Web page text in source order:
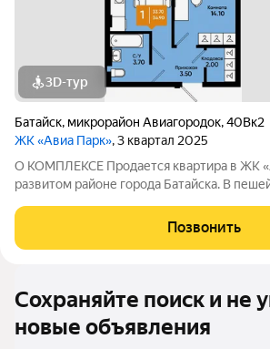
3D-тур
Батайск, микрорайон Авиагородок,40Вк2
ЖК «Авиа Парк», 3 квартал 2025
О КОМПЛЕКСЕ Продается квартира в ЖК
развитом районе города Батайска. В
продуктовый рынок, остановка
Этажность домов: 9 этажей Срок сдачи
Позвонить
Сохраняйте поиск и не
новые объявления